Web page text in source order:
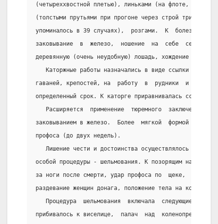
(четыреххвостной плетью), линьками (на флоте, канат
(толстыми прутьями при прогоне через строй три,
упоминалось в 39 случаях),  розгами.  К  болезненным
заковывание  в  железо,  ношение  на  себе  седла  и
деревянную (очень неудобную) лошадь, хождение
Каторжные работы назначались в виде ссылки  на
гаваней, крепостей, на  работу  в  рудники  и
определенный срок. К каторге приравнивалась ссылка
Расширяется  применение  тюремного  заключения,
заковыванием в железо.  Более  мягкой  формой
профоса (до двух недель).
Лишение чести и достоинства осуществлялось в виде
особой процедуры - шельмования. К позорящим
за ноги после смерти, удар профоса по  щеке,
раздевание женщин донага, положение тела на колесо.
Процедура  шельмования  включала  следующие
прибивалось к виселице,  палач  над